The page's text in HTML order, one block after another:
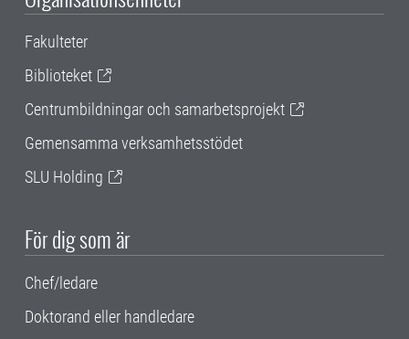
Fakulteter
Biblioteket
Centrumbildningar och samarbetsprojekt
Gemensamma verksamhetsstödet
SLU Holding
För dig som är
Chef/ledare
Doktorand eller handledare